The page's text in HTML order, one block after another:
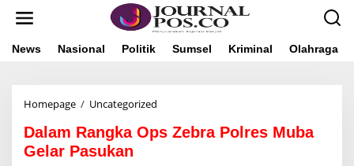
News Nasional Politik Sumsel Kriminal Olahraga
Homepage / Uncategorized
l
Dalam Rangka Ops Zebra Polres Muba
Gelar Pasukan